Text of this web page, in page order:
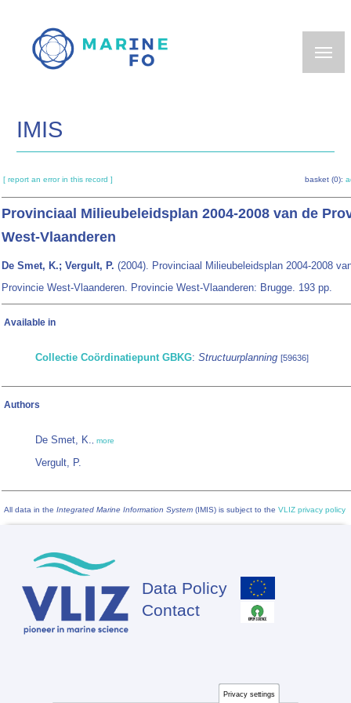
main
IMIS
[ report an error in this record ] basket (0):
Provinciaal Milieubeleidsplan 2004-2008 van de
West-Vlaanderen
De Smet, K.; Vergult, P. (2004). Provinciaal Milieubeleidsplan 2004-2008
Provincie West-Vlaanderen. Provincie West-Vlaanderen: Brugge. 193 pp.
Available in
Collectie Coördinatiepunt GBKG: Structuurplanning [59636]
Authors
De Smet, K., more
Vergult, P.
All data in the Integrated Marine Information System (IMIS) is subject to the VLIZ privacy policy
Footer
Data Policy
Contact
Privacy settings